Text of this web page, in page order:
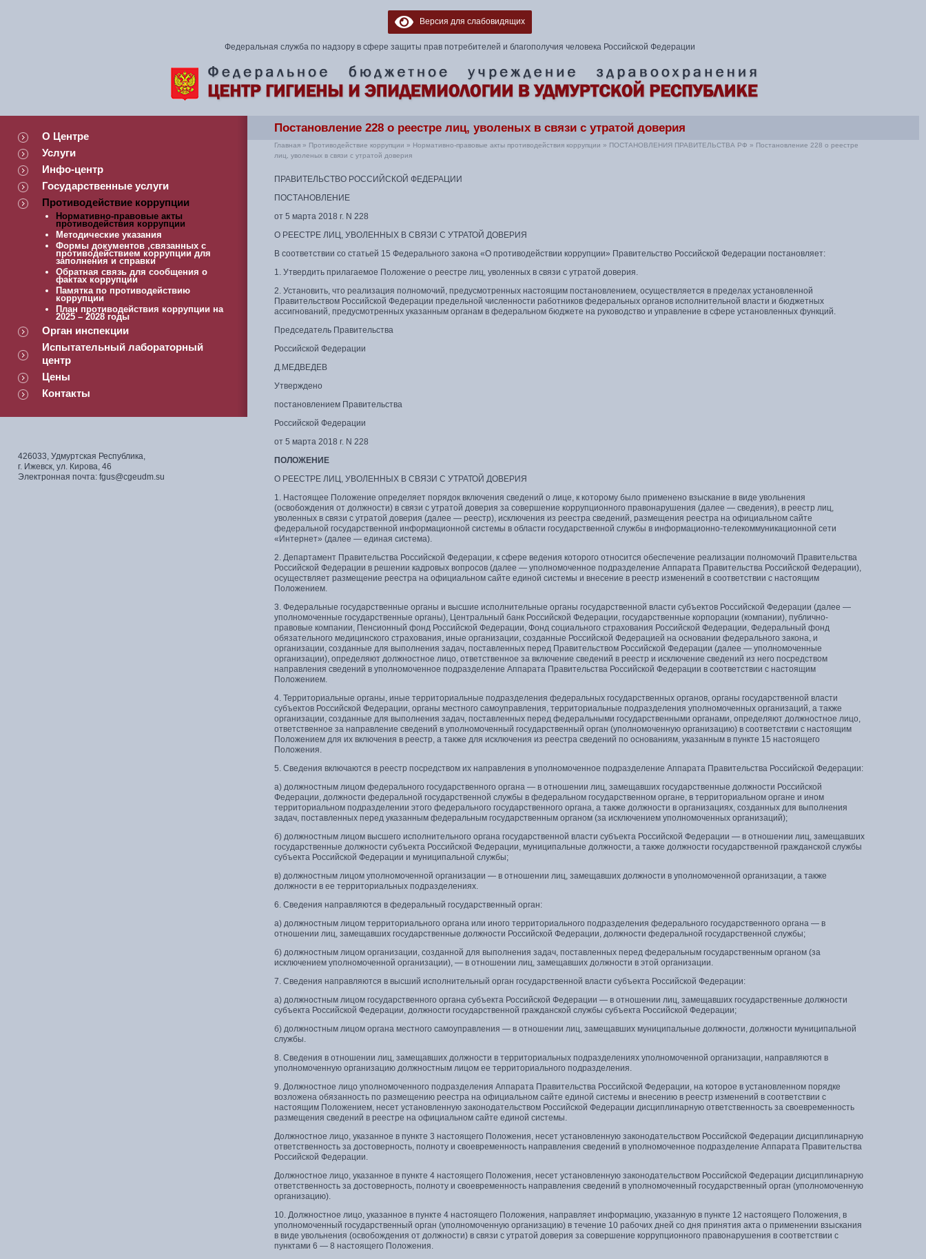
Версия для слабовидящих
Федеральная служба по надзору в сфере защиты прав потребителей и благополучия человека Российской Федерации
О Центре
Услуги
Инфо-центр
Государственные услуги
Противодействие коррупции
Нормативно-правовые акты
противодействия коррупции
Методические указания
Формы документов ,связанных с
противодействием коррупции для
заполнения и справки
Обратная связь для сообщения о
фактах коррупции
Памятка по противодействию
коррупции
План противодействия коррупции на
2025 – 2028 годы
Орган инспекции
Испытательный лабораторный
центр
Цены
Контакты
426033, Удмуртская Республика,
г. Ижевск, ул. Кирова, 46
Электронная почта: fgus@cgeudm.su
Постановление 228 о реестре лиц, уволеных в связи с утратой доверия
Главная » Противодействие коррупции » Нормативно-правовые акты противодействия коррупции » ПОСТАНОВЛЕНИЯ ПРАВИТЕЛЬСТВА РФ » Постановление 228 о реестре
лиц, уволеных в связи с утратой доверия
ПРАВИТЕЛЬСТВО РОССИЙСКОЙ ФЕДЕРАЦИИ
ПОСТАНОВЛЕНИЕ
от 5 марта 2018 г. N 228
О РЕЕСТРЕ ЛИЦ, УВОЛЕННЫХ В СВЯЗИ С УТРАТОЙ ДОВЕРИЯ
В соответствии со статьей 15 Федерального закона «О противодействии коррупции» Правительство Российской Федерации постановляет:
1. Утвердить прилагаемое Положение о реестре лиц, уволенных в связи с утратой доверия.
2. Установить, что реализация полномочий, предусмотренных настоящим постановлением, осуществляется в пределах установленной
Правительством Российской Федерации предельной численности работников федеральных органов исполнительной власти и бюджетных
ассигнований, предусмотренных указанным органам в федеральном бюджете на руководство и управление в сфере установленных функций.
Председатель Правительства
Российской Федерации
Д.МЕДВЕДЕВ
Утверждено
постановлением Правительства
Российской Федерации
от 5 марта 2018 г. N 228
ПОЛОЖЕНИЕ
О РЕЕСТРЕ ЛИЦ, УВОЛЕННЫХ В СВЯЗИ С УТРАТОЙ ДОВЕРИЯ
1. Настоящее Положение определяет порядок включения сведений о лице, к которому было применено взыскание в виде увольнения
(освобождения от должности) в связи с утратой доверия за совершение коррупционного правонарушения (далее — сведения), в реестр лиц,
уволенных в связи с утратой доверия (далее — реестр), исключения из реестра сведений, размещения реестра на официальном сайте
федеральной государственной информационной системы в области государственной службы в информационно-телекоммуникационной сети
«Интернет» (далее — единая система).
2. Департамент Правительства Российской Федерации, к сфере ведения которого относится обеспечение реализации полномочий Правительства
Российской Федерации в решении кадровых вопросов (далее — уполномоченное подразделение Аппарата Правительства Российской Федерации),
осуществляет размещение реестра на официальном сайте единой системы и внесение в реестр изменений в соответствии с настоящим
Положением.
3. Федеральные государственные органы и высшие исполнительные органы государственной власти субъектов Российской Федерации (далее —
уполномоченные государственные органы), Центральный банк Российской Федерации, государственные корпорации (компании), публично-
правовые компании, Пенсионный фонд Российской Федерации, Фонд социального страхования Российской Федерации, Федеральный фонд
обязательного медицинского страхования, иные организации, созданные Российской Федерацией на основании федерального закона, и
организации, созданные для выполнения задач, поставленных перед Правительством Российской Федерации (далее — уполномоченные
организации), определяют должностное лицо, ответственное за включение сведений в реестр и исключение сведений из него посредством
направления сведений в уполномоченное подразделение Аппарата Правительства Российской Федерации в соответствии с настоящим
Положением.
4. Территориальные органы, иные территориальные подразделения федеральных государственных органов, органы государственной власти
субъектов Российской Федерации, органы местного самоуправления, территориальные подразделения уполномоченных организаций, а также
организации, созданные для выполнения задач, поставленных перед федеральными государственными органами, определяют должностное лицо,
ответственное за направление сведений в уполномоченный государственный орган (уполномоченную организацию) в соответствии с настоящим
Положением для их включения в реестр, а также для исключения из реестра сведений по основаниям, указанным в пункте 15 настоящего
Положения.
5. Сведения включаются в реестр посредством их направления в уполномоченное подразделение Аппарата Правительства Российской Федерации:
а) должностным лицом федерального государственного органа — в отношении лиц, замещавших государственные должности Российской
Федерации, должности федеральной государственной службы в федеральном государственном органе, в территориальном органе и ином
территориальном подразделении этого федерального государственного органа, а также должности в организациях, созданных для выполнения
задач, поставленных перед указанным федеральным государственным органом (за исключением уполномоченных организаций);
б) должностным лицом высшего исполнительного органа государственной власти субъекта Российской Федерации — в отношении лиц, замещавших
государственные должности субъекта Российской Федерации, муниципальные должности, а также должности государственной гражданской службы
субъекта Российской Федерации и муниципальной службы;
в) должностным лицом уполномоченной организации — в отношении лиц, замещавших должности в уполномоченной организации, а также
должности в ее территориальных подразделениях.
6. Сведения направляются в федеральный государственный орган:
а) должностным лицом территориального органа или иного территориального подразделения федерального государственного органа — в
отношении лиц, замещавших государственные должности Российской Федерации, должности федеральной государственной службы;
б) должностным лицом организации, созданной для выполнения задач, поставленных перед федеральным государственным органом (за
исключением уполномоченной организации), — в отношении лиц, замещавших должности в этой организации.
7. Сведения направляются в высший исполнительный орган государственной власти субъекта Российской Федерации:
а) должностным лицом государственного органа субъекта Российской Федерации — в отношении лиц, замещавших государственные должности
субъекта Российской Федерации, должности государственной гражданской службы субъекта Российской Федерации;
б) должностным лицом органа местного самоуправления — в отношении лиц, замещавших муниципальные должности, должности муниципальной
службы.
8. Сведения в отношении лиц, замещавших должности в территориальных подразделениях уполномоченной организации, направляются в
уполномоченную организацию должностным лицом ее территориального подразделения.
9. Должностное лицо уполномоченного подразделения Аппарата Правительства Российской Федерации, на которое в установленном порядке
возложена обязанность по размещению реестра на официальном сайте единой системы и внесению в реестр изменений в соответствии с
настоящим Положением, несет установленную законодательством Российской Федерации дисциплинарную ответственность за своевременность
размещения сведений в реестре на официальном сайте единой системы.
Должностное лицо, указанное в пункте 3 настоящего Положения, несет установленную законодательством Российской Федерации дисциплинарную
ответственность за достоверность, полноту и своевременность направления сведений в уполномоченное подразделение Аппарата Правительства
Российской Федерации.
Должностное лицо, указанное в пункте 4 настоящего Положения, несет установленную законодательством Российской Федерации дисциплинарную
ответственность за достоверность, полноту и своевременность направления сведений в уполномоченный государственный орган (уполномоченную
организацию).
10. Должностное лицо, указанное в пункте 4 настоящего Положения, направляет информацию, указанную в пункте 12 настоящего Положения, в
уполномоченный государственный орган (уполномоченную организацию) в течение 10 рабочих дней со дня принятия акта о применении взыскания
в виде увольнения (освобождения от должности) в связи с утратой доверия за совершение коррупционного правонарушения в соответствии с
пунктами 6 — 8 настоящего Положения.